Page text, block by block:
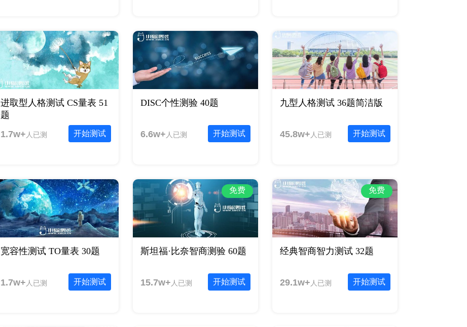
进取型人格测试 CS量表 51
题
开始测试
1.7w+ 人已测
DISC个性测验 40题
开始测试
6.6w+ 人已测
九型人格测试 36题简洁版
开始测试
45.8w+ 人已测
宽容性测试 TO量表 30题
开始测试
1.7w+ 人已测
免费
斯坦福·比奈智商测验 60题
开始测试
15.7w+ 人已测
免费
经典智商智力测试 32题
开始测试
29.1w+ 人已测